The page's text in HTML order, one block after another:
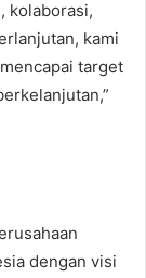
kolaborasi,
kami
target
dengan visi